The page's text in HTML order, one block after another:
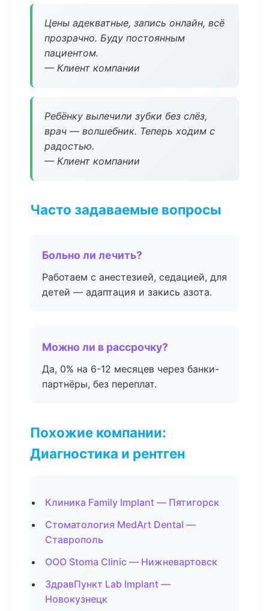
Цены адекватные, запись онлайн, всё
прозрачно. Буду постоянным
пациентом.
— Клиент компании
Ребёнку вылечили зубки без слёз,
врач — волшебник. Теперь ходим с
радостью.
— Клиент компании
Часто задаваемые вопросы
Больно ли лечить?
Работаем с анестезией, седацией, для
детей — адаптация и закись азота.
Можно ли в рассрочку?
Да, 0% на 6-12 месяцев через банки-
партнёры, без переплат.
Похожие компании:
Диагностика и рентген
Клиника Family Implant — Пятигорск
Стоматология MedArt Dental —
Ставрополь
ООО Stoma Clinic — Нижневартовск
ЗдравПункт Lab Implant —
Новокузнецк